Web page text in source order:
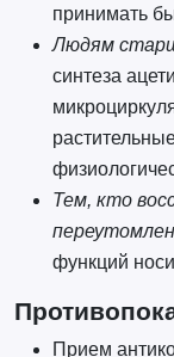
принимать
Людям
синтеза
Тем, кто
функций
Прием